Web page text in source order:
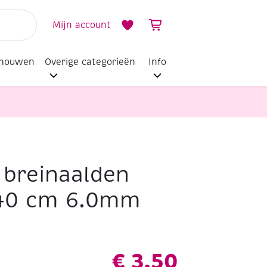
Mijn account
Overige categorieën Info
cm 6.0mm
€ 3,50